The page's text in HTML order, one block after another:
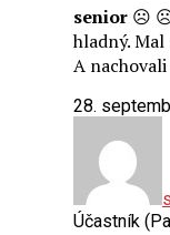
senior☹️ ☹️
hladný. Mal
A
28.
Účastník